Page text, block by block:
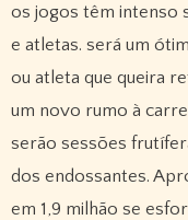
os jogos têm intenso
e atletas. será um
ou atleta que queira
um novo rumo à
serão sessões
dos endossantes.
em 1,9 milhão se